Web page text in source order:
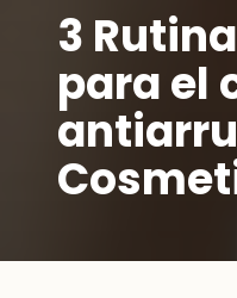
3
para el